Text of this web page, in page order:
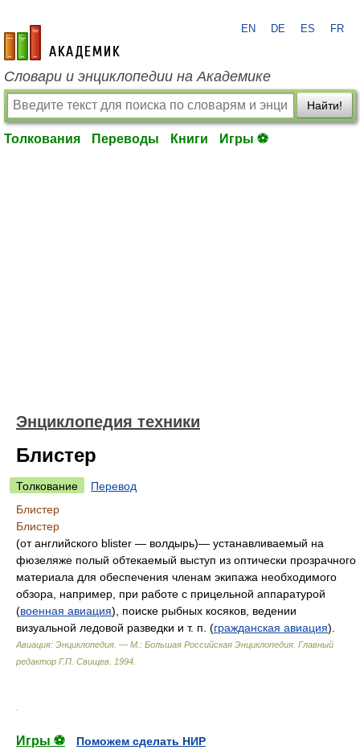
academic.ru
EN DE ES FR
Словари и энциклопедии на Академике
Найти!
Толкования Переводы Книги Игры ⚽
Энциклопедия техники
Блистер
Толкование
Перевод
Блистер
Блистер
(от английского blister — волдырь)— устанавливаемый на
фюзеляже полый обтекаемый выступ из оптически прозрачного
материала для обеспечения членам экипажа необходимого
обзора, например, при работе с прицельной аппаратурой
(военная авиация), поиске рыбных косяков, ведении
визуальной ледовой разведки и т. п. (гражданская авиация).
Авиация: Энциклопедия. — М.: Большая Российская Энциклопедия Главный
редактор Г.П. Свищев 1994
Игры ⚽
Поможем сделать НИР